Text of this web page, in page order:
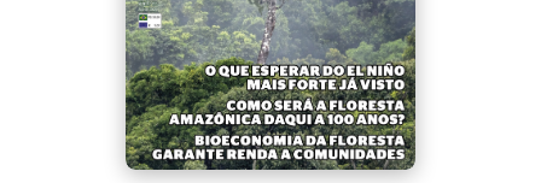
Mais lidas da semana